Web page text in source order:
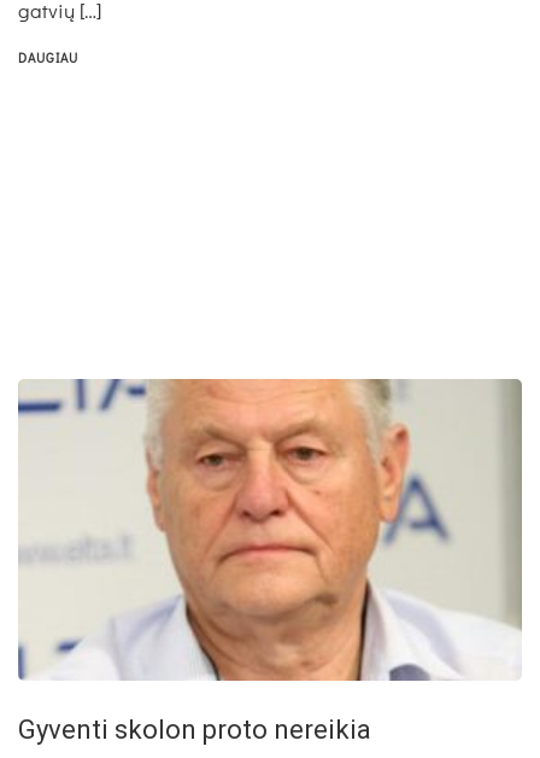
gatvių […]
DAUGIAU
Gyventi skolon proto nereikia